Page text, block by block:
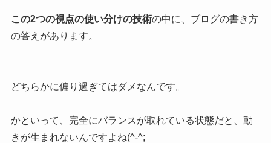
この2つの視点の使い分けの技術の中に、ブログの書き方
の答えがあります。
どちらかに偏り過ぎてはダメなんです。
かといって、完全にバランスが取れている状態だと、動
きが生まれないんですよね(^-^;